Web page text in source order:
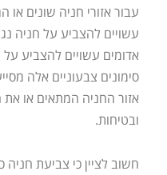
עבור אזורי חניה שונים או
עשויים להצביע על חניה
אדומים עשויים להצביע על
סימונים צבעוניים אלה
אזור החניה המתאים או
ובטיחות.
חשוב לציין כי צביעת חניה